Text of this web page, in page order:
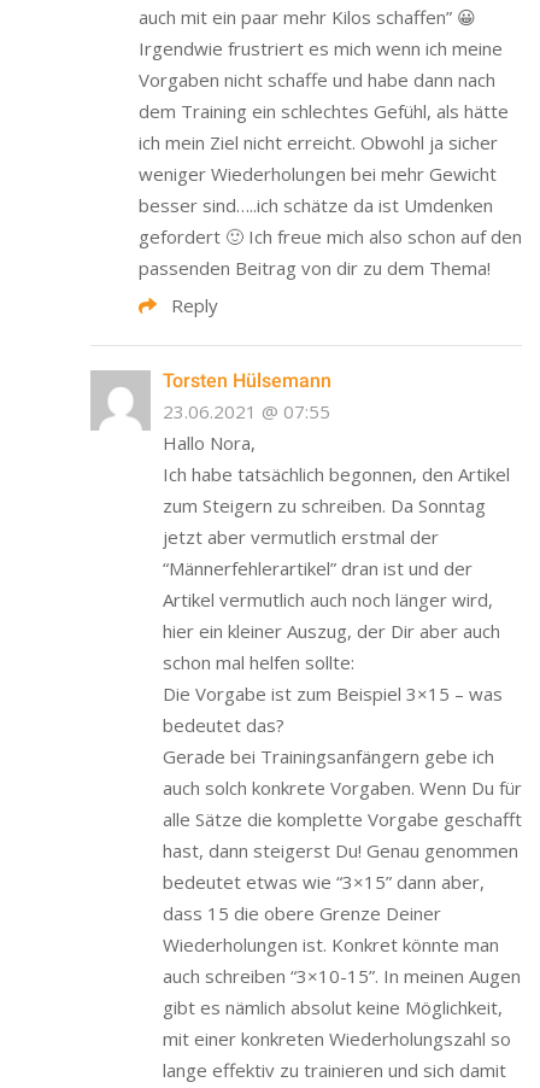
auch mit ein paar mehr Kilos schaffen” 😀
Irgendwie frustriert es mich wenn ich meine
Vorgaben nicht schaffe und habe dann nach
dem Training ein schlechtes Gefühl, als hätte
ich mein Ziel nicht erreicht. Obwohl ja sicher
weniger Wiederholungen bei mehr Gewicht
besser sind…..ich schätze da ist Umdenken
gefordert 🙂 Ich freue mich also schon auf den
passenden Beitrag von dir zu dem Thema!
Reply
Torsten Hülsemann
23.06.2021 @ 07:55
Hallo Nora,
Ich habe tatsächlich begonnen, den Artikel
zum Steigern zu schreiben. Da Sonntag
jetzt aber vermutlich erstmal der
“Männerfehlerartikel” dran ist und der
Artikel vermutlich auch noch länger wird,
hier ein kleiner Auszug, der Dir aber auch
schon mal helfen sollte:
Die Vorgabe ist zum Beispiel 3×15 – was
bedeutet das?
Gerade bei Trainingsanfängern gebe ich
auch solch konkrete Vorgaben. Wenn Du für
alle Sätze die komplette Vorgabe geschafft
hast, dann steigerst Du! Genau genommen
bedeutet etwas wie “3×15” dann aber,
dass 15 die obere Grenze Deiner
Wiederholungen ist. Konkret könnte man
auch schreiben “3×10-15”. In meinen Augen
gibt es nämlich absolut keine Möglichkeit,
mit einer konkreten Wiederholungszahl so
lange effektiv zu trainieren und sich damit